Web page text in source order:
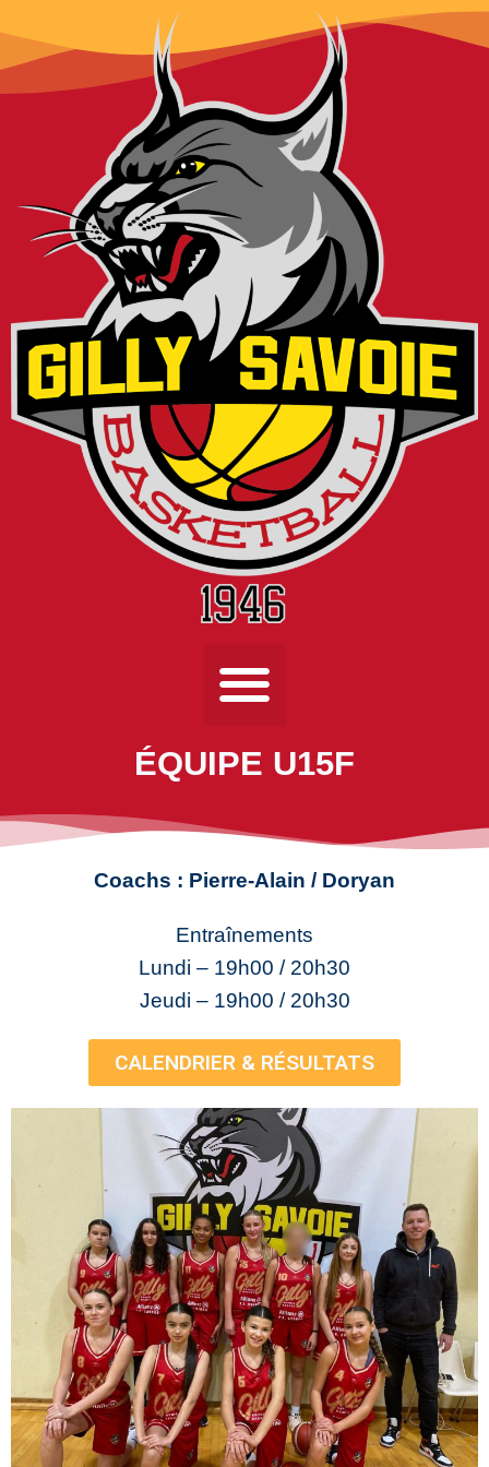
ÉQUIPE U15F
Coachs : Pierre-Alain / Doryan
Entraînements
Lundi – 19h00 / 20h30
Jeudi – 19h00 / 20h30
CALENDRIER & RÉSULTATS